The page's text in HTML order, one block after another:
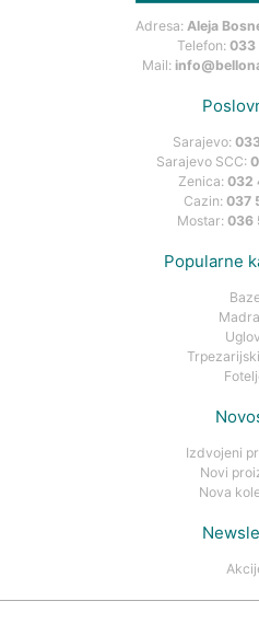
Adresa: Aleja
Telefon: 033
Mail:
Sarajevo:
Sarajevo SCC:
Zenica: 032
Cazin: 037
Mostar: 036
Popularne
Izdvojeni
Novi
Nova